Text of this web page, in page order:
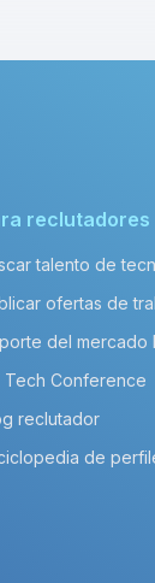
reclutadores
talento de
ofertas de
del mercado
Tech Conference
reclutador
de